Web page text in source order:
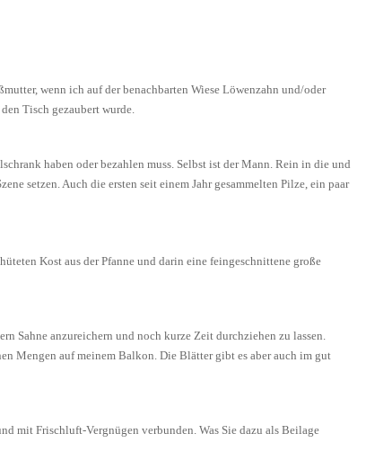
wenn ich auf der benachbarten Wiese Löwenzahn und/oder
Tisch gezaubert wurde.
haben oder bezahlen muss. Selbst ist der Mann. Rein in die und
setzen. Auch die ersten seit einem Jahr gesammelten Pilze, ein paar
Kost aus der Pfanne und darin eine feingeschnittene große
Sahne anzureichern und noch kurze Zeit durchziehen zu lassen.
Mengen auf meinem Balkon. Die Blätter gibt es aber auch im gut
mit Frischluft-Vergnügen verbunden. Was Sie dazu als Beilage